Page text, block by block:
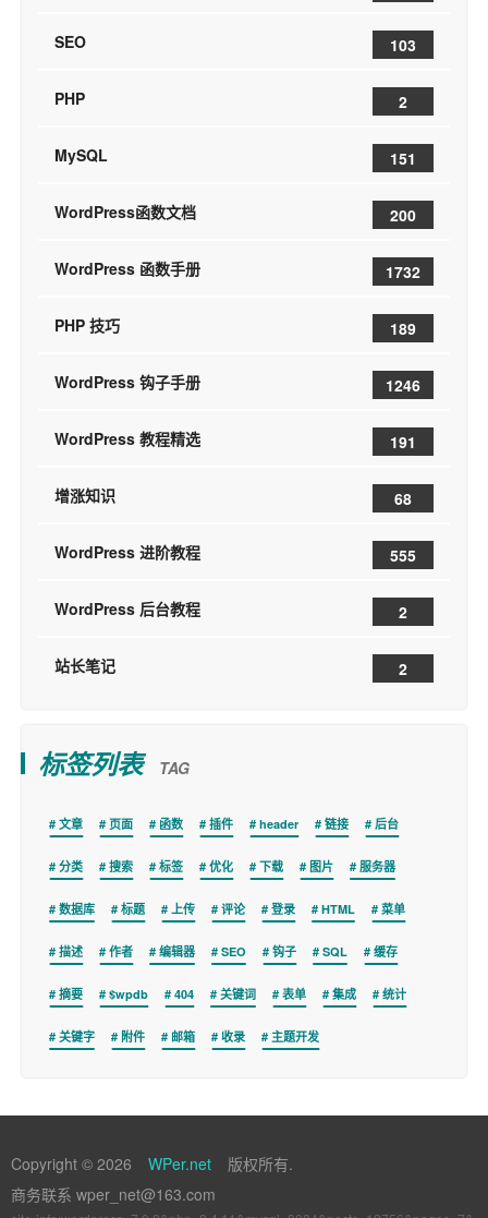
SEO 103
PHP 2
MySQL 151
WordPress函数文档 200
WordPress 函数手册 1732
PHP 技巧 189
WordPress 钩子手册 1246
WordPress 教程精选 191
增涨知识 68
WordPress 进阶教程 555
WordPress 后台教程 2
站长笔记 2
标签列表 TAG
文章 页面 函数 插件 header 链接 后台
分类 搜索 标签 优化 下载 图片 服务器
数据库 标题 上传 评论 登录 HTML 菜单
描述 作者 编辑器 SEO 钩子 SQL 缓存
摘要 $wpdb 404 关键词 表单 集成 统计
关键字 附件 邮箱 收录 主题开发
Copyright © 2026 WPer.net
版权所有.
商务联系 wper_net@163.com